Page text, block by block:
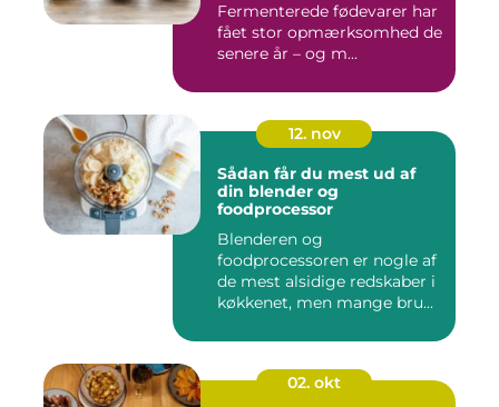
Fermenterede fødevarer har
fået stor opmærksomhed de
senere år – og m...
12. nov
Sådan får du mest ud af
din blender og
foodprocessor
Blenderen og
foodprocessoren er nogle af
de mest alsidige redskaber i
køkkenet, men mange bru...
02. okt